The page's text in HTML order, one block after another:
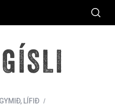
GYMIÐ, LÍFIÐ